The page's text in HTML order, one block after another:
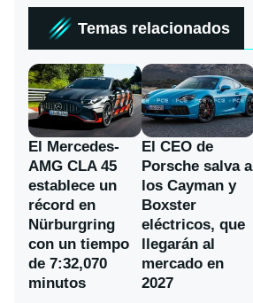
Temas relacionados
El Mercedes-
AMG CLA 45
establece un
récord en
Nürburgring
con un tiempo
de 7:32,070
minutos
El CEO de
Porsche salva a
los Cayman y
Boxster
eléctricos, que
llegarán al
mercado en
2027